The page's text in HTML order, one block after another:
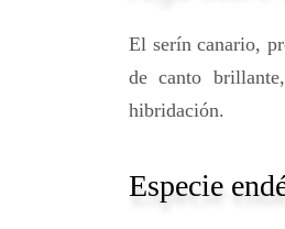
El serín canario,
de canto
hibridación.
Especie